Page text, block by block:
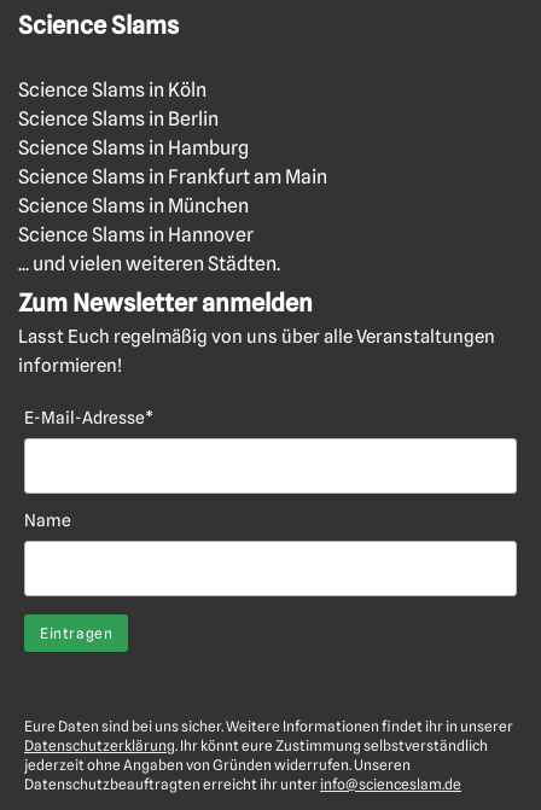
Science Slams
Science Slams in Köln
Science Slams in Berlin
Science Slams in Hamburg
Science Slams in Frankfurt am Main
Science Slams in München
Science Slams in Hannover
... und vielen weiteren Städten.
Zum Newsletter anmelden
Lasst Euch regelmäßig von uns über alle Veranstaltungen
informieren!
E-Mail-Adresse*
Name
Eure Daten sind bei uns sicher. Weitere Informationen findet ihr in unserer
Datenschutzerklärung. Ihr könnt eure Zustimmung selbstverständlich
jederzeit ohne Angaben von Gründen widerrufen. Unseren
Datenschutzbeauftragten erreicht ihr unter info@scienceslam.de